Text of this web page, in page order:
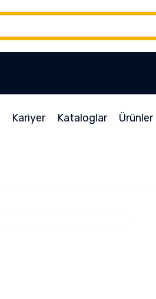
Kariyer Kataloglar Ürünler